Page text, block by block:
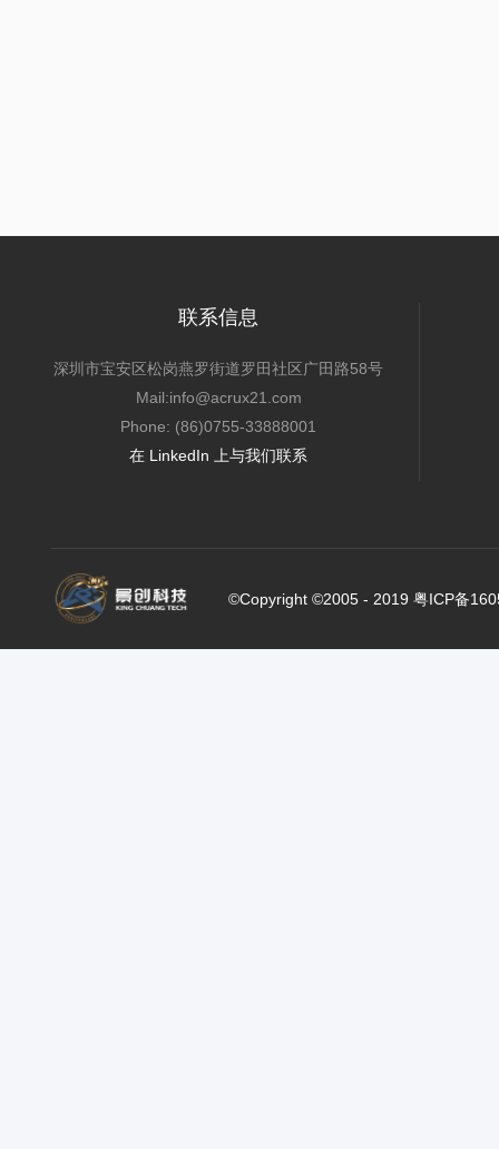
联系信息
深圳市宝安区松岗燕罗街道罗田社区广田路58号
Mail:info@acrux21.com
Phone: (86)0755-33888001
在 LinkedIn 上与我们联系
©Copyright ©2005 - 2019 粤ICP备